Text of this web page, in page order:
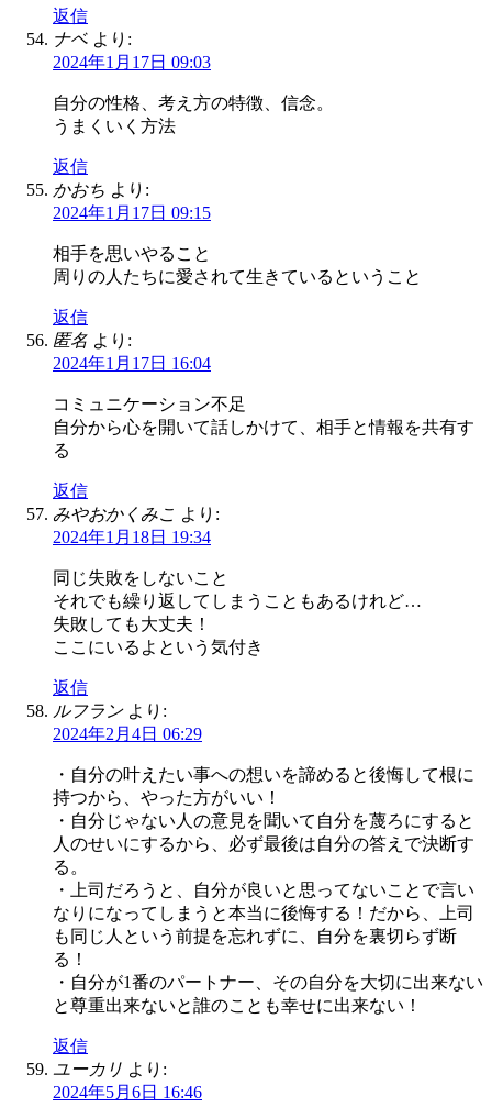
返信
ナベ より:
2024年1月17日 09:03
自分の性格、考え方の特徴、信念。
うまくいく方法
返信
かおち より:
2024年1月17日 09:15
相手を思いやること
周りの人たちに愛されて生きているということ
返信
匿名 より:
2024年1月17日 16:04
コミュニケーション不足
自分から心を開いて話しかけて、相手と情報を共有す
る
返信
みやおかくみこ より:
2024年1月18日 19:34
同じ失敗をしないこと
それでも繰り返してしまうこともあるけれど…
失敗しても大丈夫！
ここにいるよという気付き
返信
ルフラン より:
2024年2月4日 06:29
・自分の叶えたい事への想いを諦めると後悔して根に
持つから、やった方がいい！
・自分じゃない人の意見を聞いて自分を蔑ろにすると
人のせいにするから、必ず最後は自分の答えで決断す
る。
・上司だろうと、自分が良いと思ってないことで言い
なりになってしまうと本当に後悔する！だから、上司
も同じ人という前提を忘れずに、自分を裏切らず断
る！
・自分が1番のパートナー、その自分を大切に出来ない
と尊重出来ないと誰のことも幸せに出来ない！
返信
ユーカリ より:
2024年5月6日 16:46